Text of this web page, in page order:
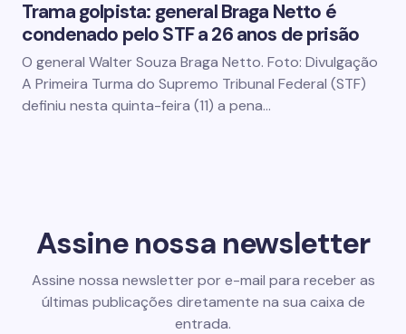
Trama golpista: general Braga Netto é
condenado pelo STF a 26 anos de prisão
O general Walter Souza Braga Netto. Foto: Divulgação
A Primeira Turma do Supremo Tribunal Federal (STF)
definiu nesta quinta-feira (11) a pena…
Assine nossa newsletter
Assine nossa newsletter por e-mail para receber as
últimas publicações diretamente na sua caixa de
entrada.